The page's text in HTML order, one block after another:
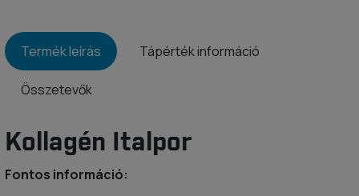
Termék leírás Tápérték információ
Összetevők
Kollagén Italpor
Fontos információ: